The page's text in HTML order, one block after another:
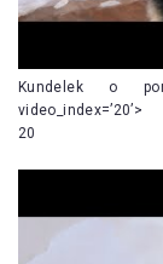
Kundelek o
video_index=’20’>
20